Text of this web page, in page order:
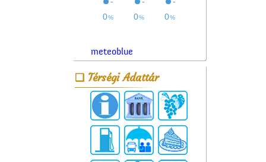
meteoblue
Térségi Adattár